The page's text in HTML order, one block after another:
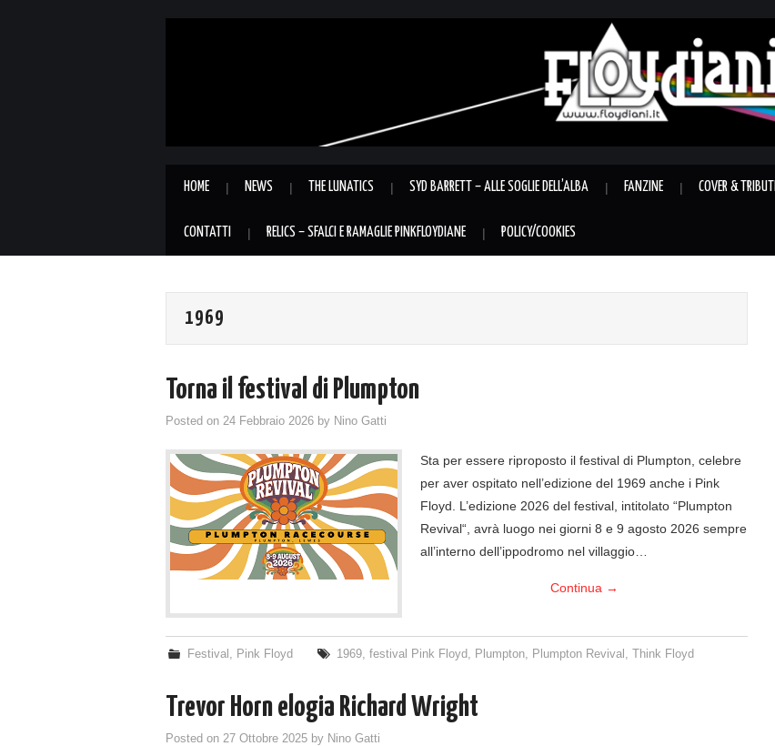
HOME NEWS THE LUNATICS SYD BARRETT – ALLE SOGLIE DELL’ALBA FANZINE COVER & TRIBUTI
CONTATTI RELICS – SFALCI E RAMAGLIE PINKFLOYDIANE POLICY/COOKIES
1969
Torna il festival di Plumpton
Posted on 24 Febbraio 2026 by Nino Gatti
Sta per essere riproposto il festival di Plumpton, celebre
per aver ospitato nell’edizione del 1969 anche i Pink
Floyd. L’edizione 2026 del festival, intitolato “Plumpton
Revival“, avrà luogo nei giorni 8 e 9 agosto 2026 sempre
all’interno dell’ippodromo nel villaggio…
Continua →
Festival Pink Floyd 1969 ,festival Pink Floyd Plumpton Plumpton Revival ,Think Floyd
Trevor Horn elogia Richard Wright
Posted on 27 Ottobre 2025 by Nino Gatti